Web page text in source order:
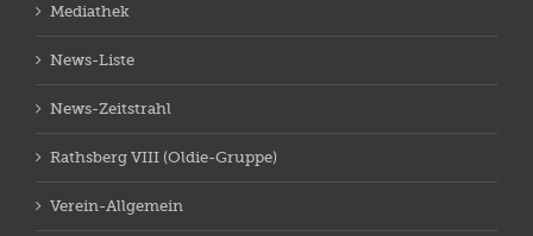
Mediathek
News-Liste
News-Zeitstrahl
Rathsberg VIII (Oldie-Gruppe)
Verein-Allgemein